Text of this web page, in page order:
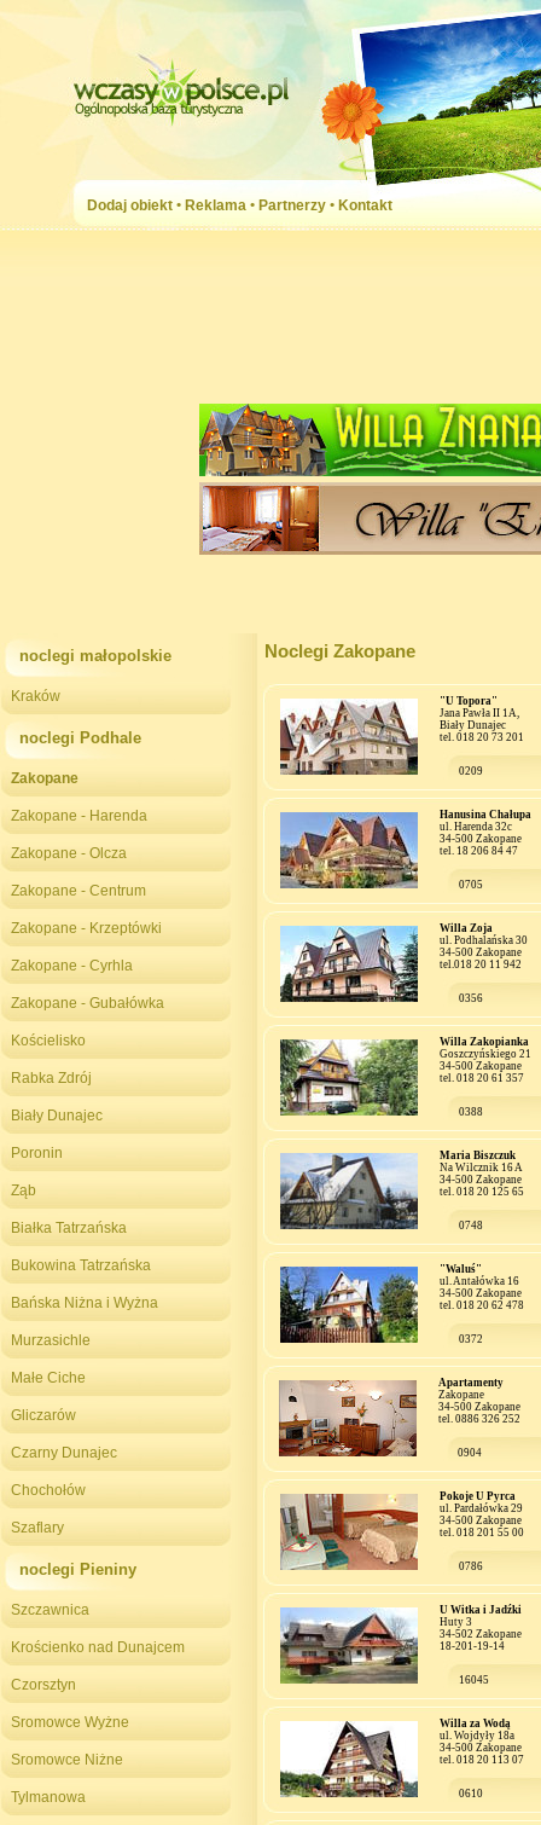
Dodaj obiekt • Reklama • Partnerzy • Kontakt
noclegi małopolskie
Kraków
noclegi Podhale
Zakopane
Zakopane - Harenda
Zakopane - Olcza
Zakopane - Centrum
Zakopane - Krzeptówki
Zakopane - Cyrhla
Zakopane - Gubałówka
Kościelisko
Rabka Zdrój
Biały Dunajec
Poronin
Ząb
Białka Tatrzańska
Bukowina Tatrzańska
Bańska Niżna i Wyżna
Murzasichle
Małe Ciche
Gliczarów
Czarny Dunajec
Chochołów
Szaflary
noclegi Pieniny
Szczawnica
Krościenko nad Dunajcem
Czorsztyn
Sromowce Wyżne
Sromowce Niżne
Tylmanowa
Noclegi Zakopane
"U Topora"
Jana Pawła II 1A,
Biały Dunajec
tel. 018 20 73 201
0209
Hanusina Chałupa
ul. Harenda 32c
34-500 Zakopane
tel. 18 206 84 47
0705
Willa Zoja
ul. Podhalańska 30
34-500 Zakopane
tel.018 20 11 942
0356
Willa Zakopianka
Goszczyńskiego 21
34-500 Zakopane
tel. 018 20 61 357
0388
Maria Biszczuk
Na Wilcznik 16 A
34-500 Zakopane
tel. 018 20 125 65
0748
"Waluś"
ul. Antałówka 16
34-500 Zakopane
tel. 018 20 62 478
0372
Apartamenty
Zakopane
34-500 Zakopane
tel. 0886 326 252
0904
Pokoje U Pyrca
ul. Pardałówka 29
34-500 Zakopane
tel. 018 201 55 00
0786
U Witka i Jadźki
Huty 3
34-502 Zakopane
18-201-19-14
16045
Willa za Wodą
ul. Wojdyły 18a
34-500 Zakopane
tel. 018 20 113 07
0610